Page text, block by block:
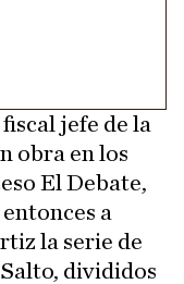
jefe de la
obra en los
El Debate,
a
la serie de
divididos